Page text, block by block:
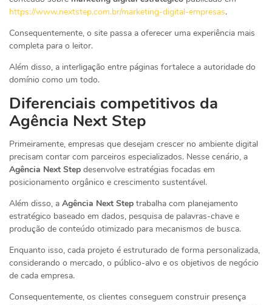
https://www.nextstep.com.br/marketing-digital-empresas.
Consequentemente, o site passa a oferecer uma experiência mais
completa para o leitor.
Além disso, a interligação entre páginas fortalece a autoridade do
domínio como um todo.
Diferenciais competitivos da
Agência Next Step
Primeiramente, empresas que desejam crescer no ambiente digital
precisam contar com parceiros especializados. Nesse cenário, a
Agência Next Step desenvolve estratégias focadas em
posicionamento orgânico e crescimento sustentável.
Além disso, a Agência Next Step trabalha com planejamento
estratégico baseado em dados, pesquisa de palavras-chave e
produção de conteúdo otimizado para mecanismos de busca.
Enquanto isso, cada projeto é estruturado de forma personalizada,
considerando o mercado, o público-alvo e os objetivos de negócio
de cada empresa.
Consequentemente, os clientes conseguem construir presença